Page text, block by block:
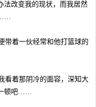
法改变我的现状，而我居然
……
着一伙经常和他打篮球的
看着那阴冷的面容，深知大
顿吧……